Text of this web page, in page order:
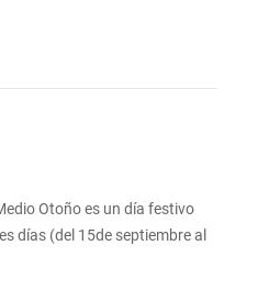
como vea el mensaje. Deseo
productos, puede dejarnos
Otoño es un día festivo
días (del 15de septiembre al
Si desea consultar nuestros
con usted lo antes posible.